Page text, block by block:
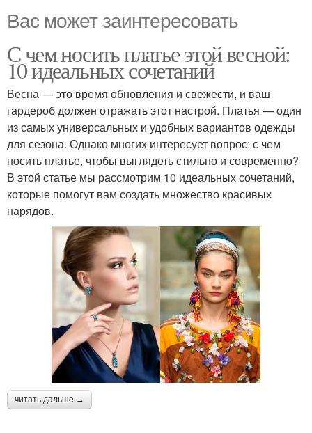
Вас может заинтересовать
С чем носить платье этой весной:
10 идеальных сочетаний
Весна — это время обновления и свежести, и ваш
гардероб должен отражать этот настрой. Платья — один
из самых универсальных и удобных вариантов одежды
для сезона. Однако многих интересует вопрос: с чем
носить платье, чтобы выглядеть стильно и современно?
В этой статье мы рассмотрим 10 идеальных сочетаний,
которые помогут вам создать множество красивых
нарядов.
читать дальше →